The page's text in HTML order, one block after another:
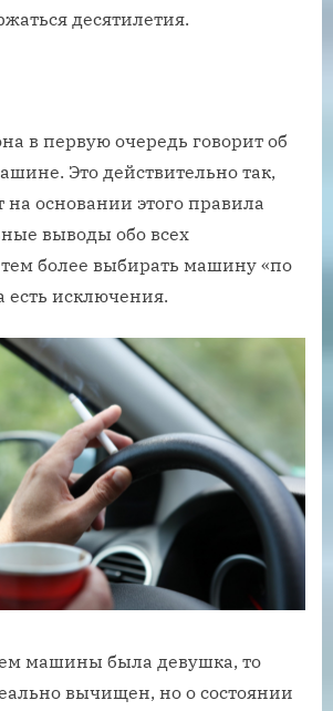
десятилетия.
в первую очередь говорит об
Это действительно так,
на основании этого правила
выводы обо всех
более выбирать машину «по
есть исключения.
машины была девушка, то
вычищен, но о состоянии